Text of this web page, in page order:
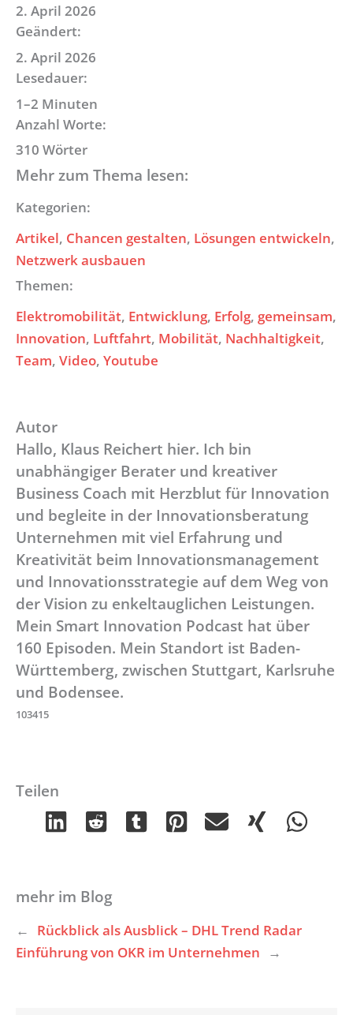
2. April 2026
Geändert:
2. April 2026
Lesedauer:
1–2 Minuten
Anzahl Worte:
310 Wörter
Mehr zum Thema lesen:
Kategorien:
Artikel, Chancen gestalten, Lösungen entwickeln
Netzwerk ausbauen
Themen:
Elektromobilität, Entwicklung, Erfolg, gemeinsam
Innovation, Luftfahrt, Mobilität, Nachhaltigkeit
Team, Video, Youtube
Autor
Hallo, Klaus Reichert hier. Ich bin
unabhängiger Berater und kreativer
Business Coach mit Herzblut für Innovation
und begleite in der Innovationsberatung
Unternehmen mit viel Erfahrung und
Kreativität beim Innovationsmanagement
und Innovationsstrategie auf dem Weg von
der Vision zu enkeltauglichen Leistungen.
Mein Smart Innovation Podcast hat über
160 Episoden. Mein Standort ist Baden-
Württemberg, zwischen Stuttgart, Karlsruhe
und Bodensee.
103415
Teilen
mehr im Blog
←
Rückblick als Ausblick – DHL Trend Radar
Einführung von OKR im Unternehmen
→